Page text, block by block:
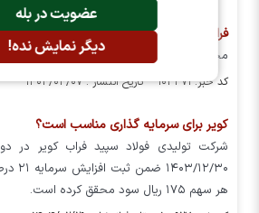
عضویت در بله
دیگر نمایش نده!
فراخوان مجمع کویر
مجمع عمومی کویر برگزار می شود
کد خبر: ۱۰۳۳۷۱ تاریخ انتشار : ۱۴۰۴/۰۴/۰۷
کویر برای سرمایه گذاری مناسب است؟
هر سهم ۱۷۵ ریال سود محقق کرده است.